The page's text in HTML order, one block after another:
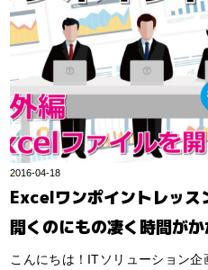
2016-04-18
Excelワンポイントレッ
開くのにもの凄く時間が
こんにちは！ITソリューション